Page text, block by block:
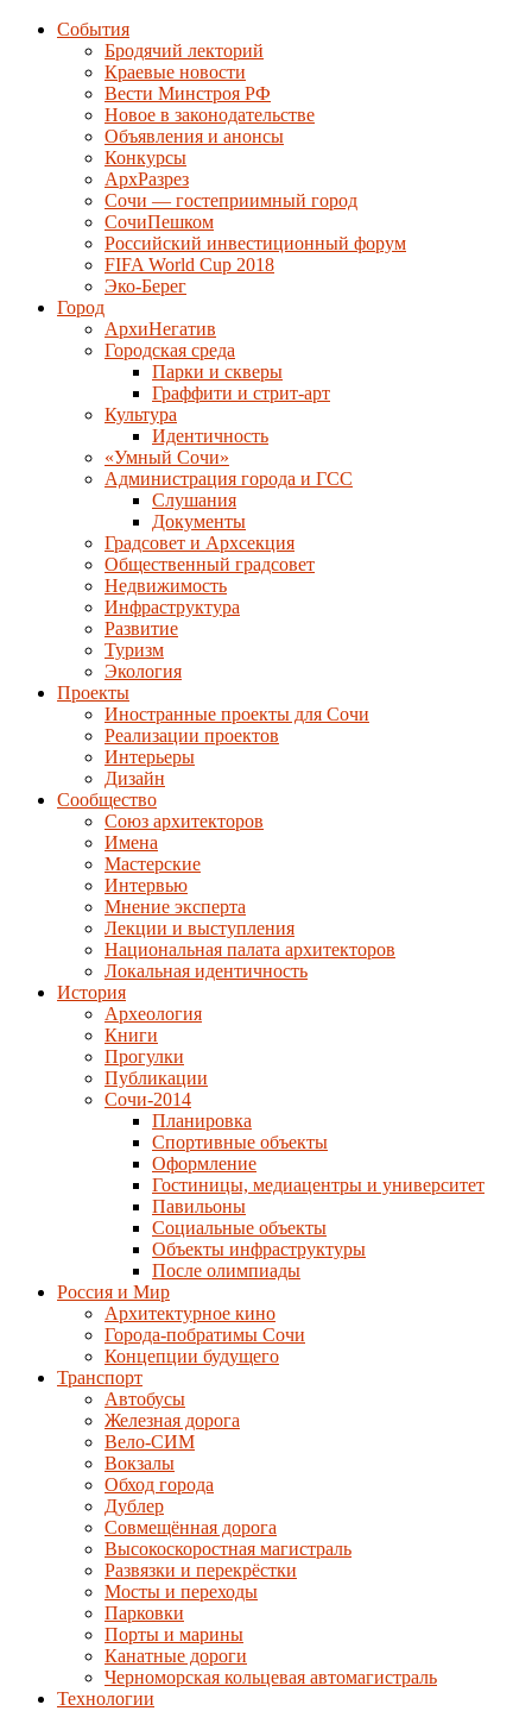
События
Бродячий лекторий
Краевые новости
Вести Минстроя РФ
Новое в законодательстве
Объявления и анонсы
Конкурсы
АрхРазрез
Сочи — гостеприимный город
СочиПешком
Российский инвестиционный форум
FIFA World Cup 2018
Эко-Берег
Город
АрхиНегатив
Городская среда
Парки и скверы
Граффити и стрит-арт
Культура
Идентичность
«Умный Сочи»
Администрация города и ГСС
Слушания
Документы
Градсовет и Архсекция
Общественный градсовет
Недвижимость
Инфраструктура
Развитие
Туризм
Экология
Проекты
Иностранные проекты для Сочи
Реализации проектов
Интерьеры
Дизайн
Сообщество
Союз архитекторов
Имена
Мастерские
Интервью
Мнение эксперта
Лекции и выступления
Национальная палата архитекторов
Локальная идентичность
История
Археология
Книги
Прогулки
Публикации
Сочи-2014
Планировка
Спортивные объекты
Оформление
Гостиницы, медиацентры и университет
Павильоны
Социальные объекты
Объекты инфраструктуры
После олимпиады
Россия и Мир
Архитектурное кино
Города-побратимы Сочи
Концепции будущего
Транспорт
Автобусы
Железная дорога
Вело-СИМ
Вокзалы
Обход города
Дублер
Совмещённая дорога
Высокоскоростная магистраль
Развязки и перекрёстки
Мосты и переходы
Парковки
Порты и марины
Канатные дороги
Черноморская кольцевая автомагистраль
Технологии